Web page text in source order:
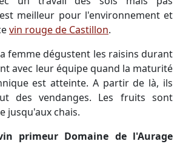
meilleur pour l'environnement et
vin rouge de Castillon.
femme dégustent les raisins durant
avec leur équipe quand la maturité
est atteinte. A partir de là, ils
des vendanges. Les fruits sont
jusqu'aux chais.
primeur Domaine de l'Aurage